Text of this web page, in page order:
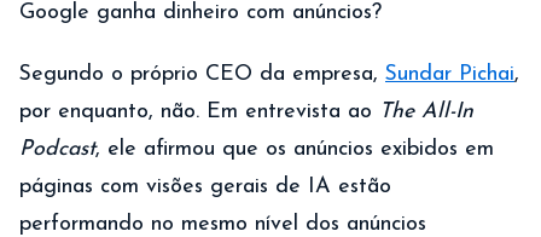
Google ganha dinheiro com anúncios?
Segundo o próprio CEO da empresa, Sundar Pichai,
por enquanto, não. Em entrevista ao
The All-In
Podcast, ele afirmou que os anúncios exibidos em
páginas com visões gerais de IA estão
performando no mesmo nível dos anúncios